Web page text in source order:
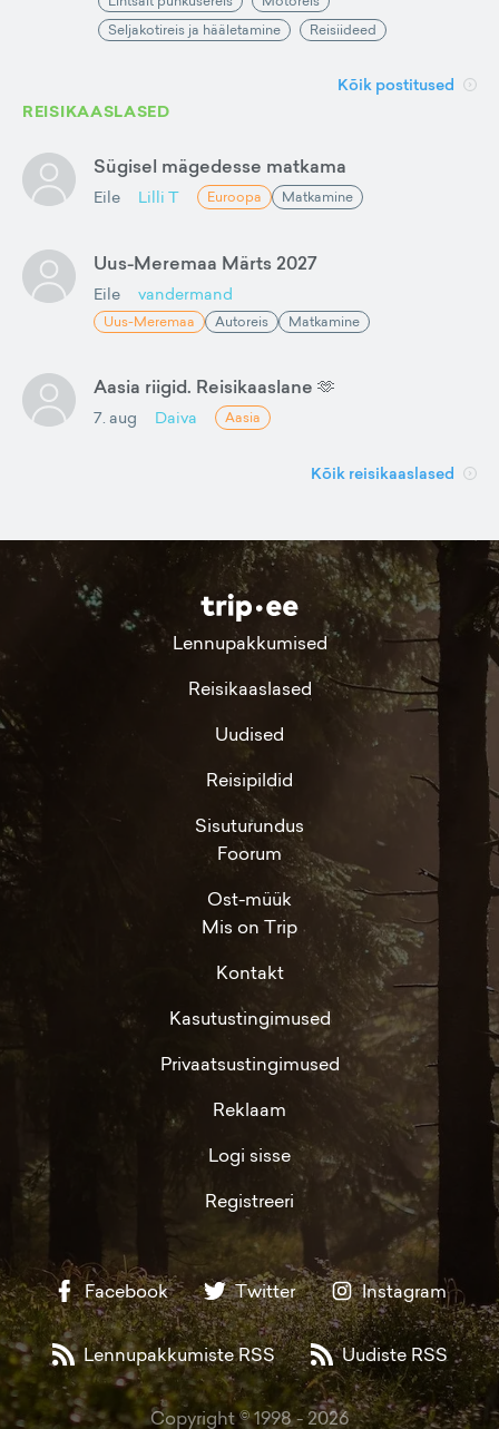
Seljakotireis ja hääletamine
Reisiideed
Kõik postitused
REISIKAASLASED
Sügisel mägedesse matkama
Eile Lilli T Euroopa Matkamine
Uus-Meremaa Märts 2027
Eile vandermand
Uus-Meremaa Autoreis Matkamine
Aasia riigid. Reisikaaslane 🫶
7. aug Daiva Aasia
Kõik reisikaaslased
Lennupakkumised
Reisikaaslased
Uudised
Reisipildid
Sisuturundus
Foorum
Ost-müük
Mis on Trip
Kontakt
Kasutustingimused
Privaatsustingimused
Reklaam
Logi sisse
Registreeri
Facebook Twitter Instagram
Lennupakkumiste RSS Uudiste RSS
Copyright © 1998 -2026